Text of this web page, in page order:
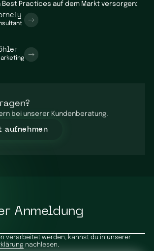
Best Practices auf dem Markt versorgen:
bei unserer Kundenberatung.
aufnehmen
Anmeldung
verarbeitet werden, kannst du in unserer
nachlesen.